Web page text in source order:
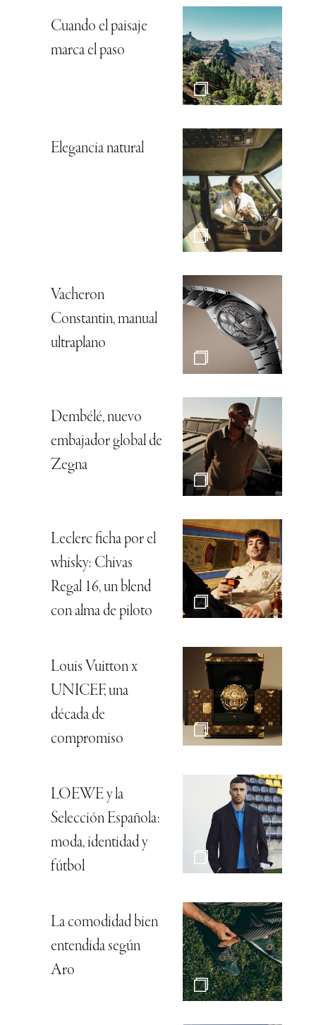
Cuando el paisaje
marca el paso
Elegancia natural
Vacheron
Constantin, manual
ultraplano
Dembélé, nuevo
embajador global de
Zegna
Leclerc ficha por el
whisky: Chivas
Regal 16, un blend
con alma de piloto
Louis Vuitton x
UNICEF, una
década de
compromiso
LOEWE y la
Selección Española:
moda, identidad y
fútbol
La comodidad bien
entendida según
Aro